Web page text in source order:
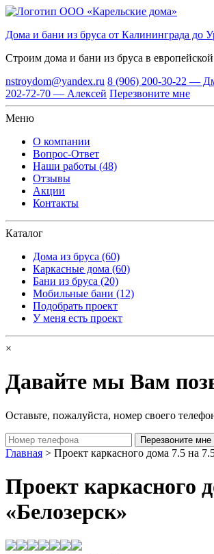
Дома и бани из бруса от Калининграда до
Строим дома и бани из бруса в
nstroydom@yandex.ru 8 (906) 200-30-22 —
202-72-70 — Алексей Перезвоните мне
Меню
О компании
Вопрос-Ответ
Наши работы (48)
Отзывы
Акции
Контакты
Каталог
Дома из бруса (60)
Каркасные дома (60)
Бани из бруса (20)
Мобильные бани (12)
Подобрать проект
У меня есть проект
×
Давайте мы Вам
Оставьте, пожалуйста, номер своего
Главная > Проект каркасного дома 7.5 на
Проект каркасного
«Белозерск»